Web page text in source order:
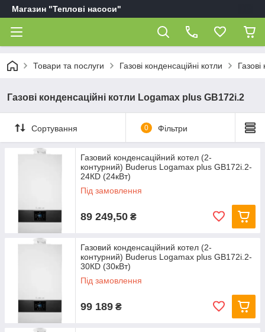
Магазин "Теплові насоси"
Товари та послуги Газові конденсаційні котли
Газові конденсаційні котли Logamax plus GB172i.2
Сортування 0 Фільтри
Газовий конденсаційний котел (2-
контурний) Buderus Logamax plus GB172i.2-
24КD (24кВт)
Під замовлення
89 249,50 ₴
Газовий конденсаційний котел (2-
контурний) Buderus Logamax plus GB172i.2-
30КD (30кВт)
Під замовлення
99 189 ₴